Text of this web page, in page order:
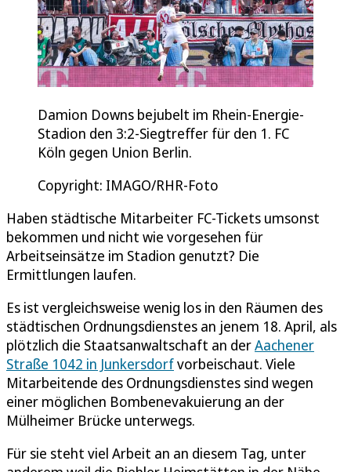
Damion Downs bejubelt im Rhein-Energie-
Stadion den 3:2-Siegtreffer für den 1. FC
Köln gegen Union Berlin.
Copyright: IMAGO/RHR-Foto
Haben städtische Mitarbeiter FC-Tickets umsonst
bekommen und nicht wie vorgesehen für
Arbeitseinsätze im Stadion genutzt? Die
Ermittlungen laufen.
Es ist vergleichsweise wenig los in den Räumen des
städtischen Ordnungsdienstes an jenem 18. April, als
plötzlich die Staatsanwaltschaft an derAachener
Straße 1042 in Junkersdorfvorbeischaut. Viele
Mitarbeitende des Ordnungsdienstes sind wegen
einer möglichen Bombenevakuierung an der
Mülheimer Brücke unterwegs.
Für sie steht viel Arbeit an an diesem Tag, unter